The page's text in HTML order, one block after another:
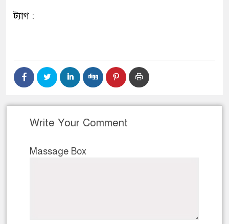
ট্যাগ :
Write Your Comment
Massage Box